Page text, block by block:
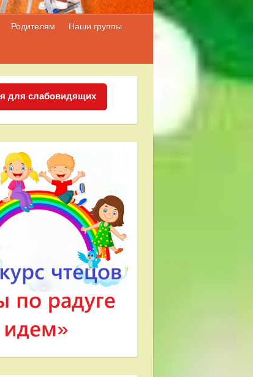
Родителям Наши группы
для слабовидящих